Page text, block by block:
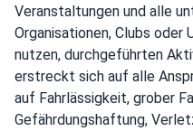
Veranstaltungen und alle
Organisationen, Clubs
nutzen, durchgeführten
erstreckt sich auf alle
auf Fahrlässigkeit, grober
Gefährdungshaftung,